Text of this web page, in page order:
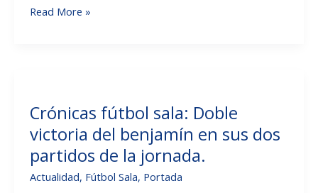
Crónicas
«B»
con
partidazo
de
todo
Read More »
Crónicas fútbol sala: Doble
victoria del benjamín en sus dos
partidos de la jornada.
Actualidad, Fútbol Sala, Portada